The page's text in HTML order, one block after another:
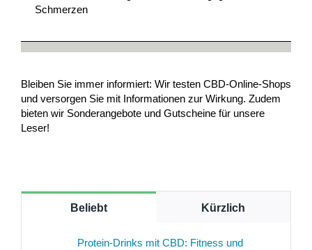
Schmerzen
Bleiben Sie immer informiert: Wir testen CBD-Online-Shops
und versorgen Sie mit Informationen zur Wirkung. Zudem
bieten wir Sonderangebote und Gutscheine für unsere
Leser!
Beliebt Kürzlich
Protein-Drinks mit CBD: Fitness und